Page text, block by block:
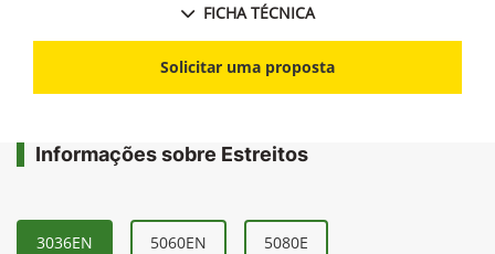
FICHA TÉCNICA
Solicitar uma proposta
Informações sobre Estreitos
3036EN 5060EN 5080E